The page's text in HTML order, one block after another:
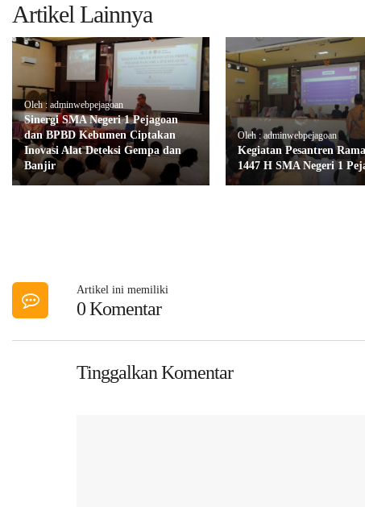
Artikel Lainnya
Oleh : adminwebpejagoan
Sinergi SMA Negeri 1 Pejagoan
dan BPBD Kebumen Ciptakan
Inovasi Alat Deteksi Gempa dan
Banjir
Oleh : adminwebpejagoan
Kegiatan Pesantren
1447 H SMA Negeri 1
Artikel ini memiliki
0 Komentar
Tinggalkan Komentar